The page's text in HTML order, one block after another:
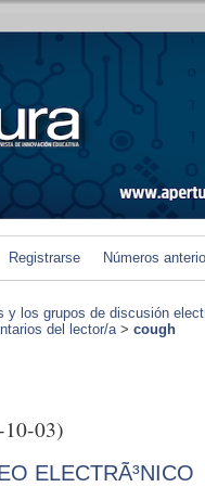
Registrarse Números
y los grupos de discusión
del lector/a> cough
03)
ELECTRÃ³NICO